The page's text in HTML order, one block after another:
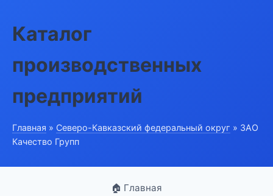
Каталог
производственных
предприятий
Главная » Северо-Кавказский федеральный округ » ЗАО
Качество Групп
🏠 Главная